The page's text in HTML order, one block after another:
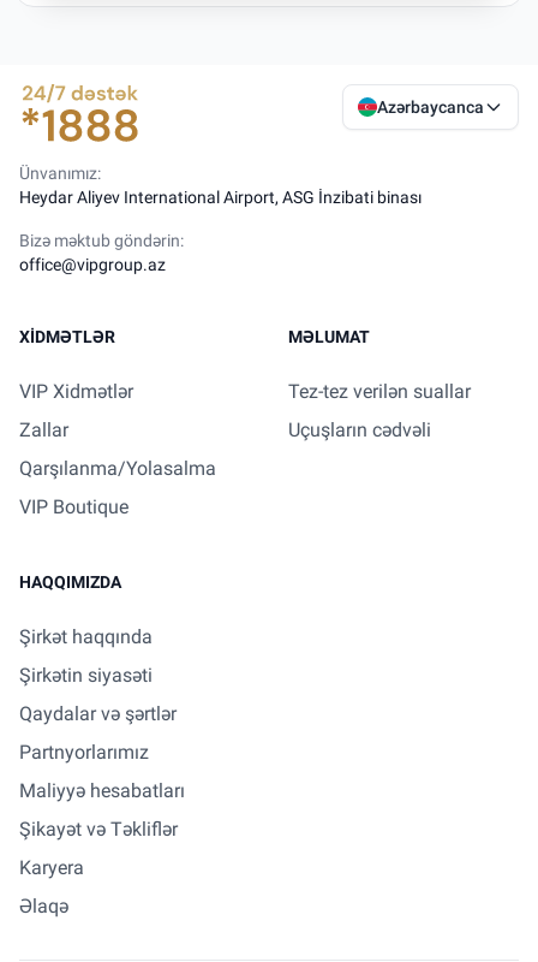
Azərbaycanca
Ünvanımız:
Heydar Aliyev International Airport, ASG İnzibati binası
Bizə məktub göndərin:
office@vipgroup.az
XIDMƏTLƏR
VIP Xidmətlər
Zallar
Qarşılanma/Yolasalma
VIP Boutique
MƏLUMAT
Tez-tez verilən suallar
Uçuşların cədvəli
HAQQIMIZDA
Şirkət haqqında
Şirkətin siyasəti
Qaydalar və şərtlər
Partnyorlarımız
Maliyyə hesabatları
Şikayət və Təkliflər
Karyera
Əlaqə